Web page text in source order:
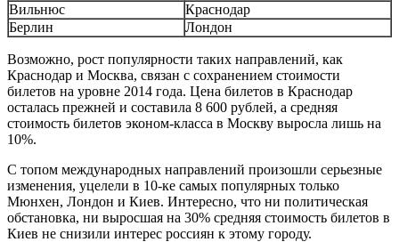
Вильнюс
Краснодар
Берлин
Лондон
Возможно, рост популярности таких направлений, как
Краснодар и Москва, связан с сохранением стоимости
билетов на уровне 2014 года. Цена билетов в Краснодар
осталась прежней и составила 8 600 рублей, а средняя
стоимость билетов эконом-класса в Москву выросла лишь на
10%.
С топом международных направлений произошли серьезные
изменения, уцелели в 10-ке самых популярных только
Мюнхен, Лондон и Киев. Интересно, что ни политическая
обстановка, ни выросшая на 30% средняя стоимость билетов в
Киев не снизили интерес россиян к этому городу.